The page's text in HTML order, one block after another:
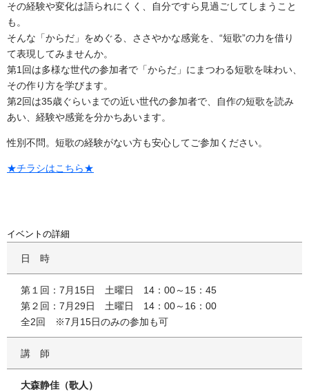
その経験や変化は語られにくく、自分ですら見過ごしてしまうこと
も。
そんな「からだ」をめぐる、ささやかな感覚を、“短歌”の力を借り
て表現してみませんか。
第1回は多様な世代の参加者で「からだ」にまつわる短歌を味わい、
その作り方を学びます。
第2回は35歳ぐらいまでの近い世代の参加者で、自作の短歌を読み
あい、経験や感覚を分かちあいます。
性別不問。短歌の経験がない方も安心してご参加ください。
★チラシはこちら★
イベントの詳細
日時
第１回：7月15日 土曜日 14：00～15：45
第２回：7月29日 土曜日 14：00～16：00
全2回 ※7月15日のみの参加も可
講師
大森静佳（歌人）